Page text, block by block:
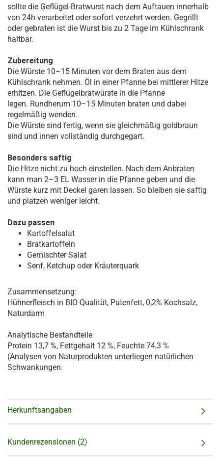
sollte die Geflügel-Bratwurst nach dem Auftauen innerhalb
von 24h verarbeitet oder sofort verzehrt werden. Gegrillt
oder gebraten ist die Wurst bis zu 2 Tage im Kühlschrank
haltbar.
Zubereitung
Die Würste 10–15 Minuten vor dem Braten aus dem
Kühlschrank nehmen. Öl in einer Pfanne bei mittlerer Hitze
erhitzen. Die Geflügelbratwürste in die Pfanne
legen. Rundherum 10–15 Minuten braten und dabei
regelmäßig wenden.
Die Würste sind fertig, wenn sie gleichmäßig goldbraun
sind und innen vollständig durchgegart.
Besonders saftig
Die Hitze nicht zu hoch einstellen. Nach dem Anbraten
kann man 2–3 EL Wasser in die Pfanne geben und die
Würste kurz mit Deckel garen lassen. So bleiben sie saftig
und platzen weniger leicht.
Dazu passen
Kartoffelsalat
Bratkartoffeln
Gemischter Salat
Senf, Ketchup oder Kräuterquark
Zusammensetzung:
Hühnerfleisch in BIO-Qualität, Putenfett, 0,2% Kochsalz,
Naturdarm
Analytische Bestandteile
Protein 13,7 %, Fettgehalt 12 %, Feuchte 74,3 %
(Analysen von Naturprodukten unterliegen natürlichen
Schwankungen.
Herkunftsangaben
Kundenrezensionen (2)